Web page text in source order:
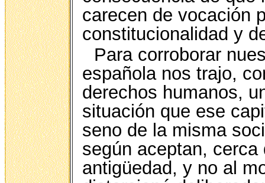
carecen de vocación
constitucionalidad y
Para corroborar
española nos trajo,
derechos humanos,
situación que ese
seno de la misma
según aceptan,
antigüedad, y no al